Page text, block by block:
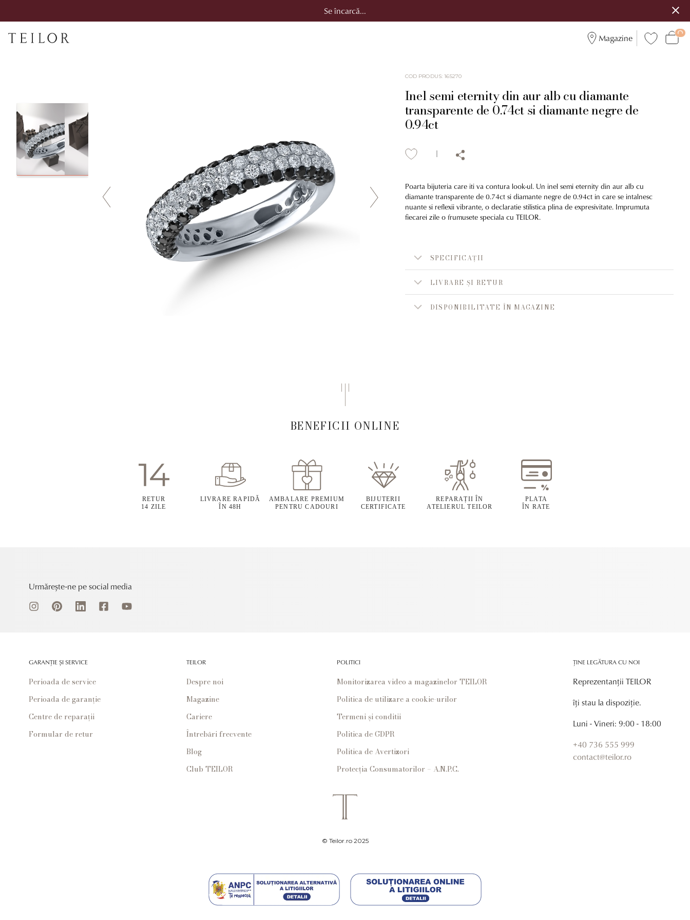
Se încarcă...
Magazine
COD PRODUS:165270
Inel semi eternity din aur alb cu diamante
transparente de 0.74ct si diamante negre de
0.94ct
Poarta bijuteria care iti va contura look-ul. Un inel semi eternity din aur alb cu
diamante transparente de 0.74ct si diamante negre de 0.94ct in care se intalnesc
nuante si reflexii vibrante, o declaratie stilistica plina de expresivitate. Imprumuta
fiecarei zile o frumusete speciala cu TEILOR.
SPECIFICAȚII
LIVRARE ȘI RETUR
DISPONIBILITATE ÎN MAGAZINE
BENEFICII ONLINE
RETUR
14 ZILE
LIVRARE RAPIDĂ
ÎN 48H
AMBALARE PREMIUM
PENTRU CADOURI
BIJUTERII
CERTIFICATE
REPARAȚII ÎN
ATELIERUL TEILOR
PLATA
ÎN RATE
Urmărește-ne pe social media
GARANȚIE ȘI SERVICE
Perioada de service
Perioada de garanție
Centre de reparații
Formular de retur
TEILOR
Despre noi
Magazine
Cariere
Întrebări frecvente
Blog
Club TEILOR
POLITICI
Monitorizarea video a magazinelor TEILOR
Politica de utilizare a cookie-urilor
Termeni și conditii
Politica de GDPR
Politica de Avertizori
Protecția Consumatorilor – A.N.P.C.
ȚINE LEGĂTURA CU NOI
Reprezentanții TEILOR
îți stau la dispoziție.
Luni - Vineri: 9:00 - 18:00
+40 736 555 999
contact@teilor.ro
© Teilor.ro 2025